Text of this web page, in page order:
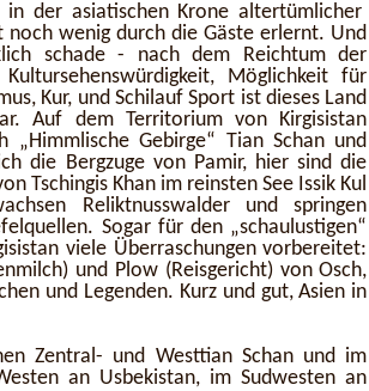
in der asiatischen Krone altertümlicher
noch wenig durch die Gäste erlernt. Und
schade - nach dem Reichtum der
Möglichkeit für
Kur, und Schilauf Sport ist dieses Land
Auf dem Territorium von Kirgisistan
„Himmlische Gebirge“ Tian Schan und
die Bergzuge von Pamir, hier sind die
Tschingis Khan im reinsten See Issik Kul
Reliktnusswalder und springen
Sogar für den „schaulustigen“
viele Überraschungen vorbereitet:
und Plow (Reisgericht) von Osch,
und Legenden. Kurz und gut, Asien in
Zentral- und Westtian Schan und im
an Usbekistan, im Sudwesten an